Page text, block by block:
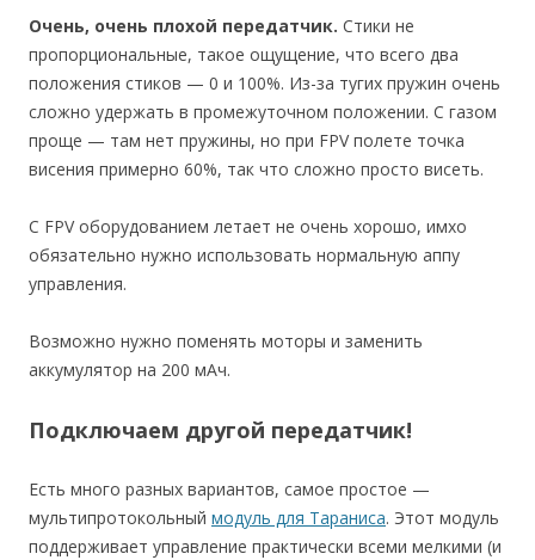
Очень, очень плохой передатчик. Стики не
пропорциональные, такое ощущение, что всего два
положения стиков — 0 и 100%. Из-за тугих пружин очень
сложно удержать в промежуточном положении. С газом
проще — там нет пружины, но при FPV полете точка
висения примерно 60%, так что сложно просто висеть.
С FPV оборудованием летает не очень хорошо, имхо
обязательно нужно использовать нормальную аппу
управления.
Возможно нужно поменять моторы и заменить
аккумулятор на 200 мАч.
Подключаем другой передатчик!
Есть много разных вариантов, самое простое —
мультипротокольный модуль для Тараниса. Этот модуль
поддерживает управление практически всеми мелкими (и